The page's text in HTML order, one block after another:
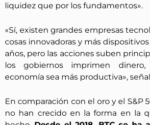
liquidez que por los fundamentos».
«Sí, existen grandes empresas
cosas innovadoras y más
años, pero las acciones suben
los gobiernos imprimen
economía sea más productiva»,
En comparación con el oro y el S&P
no han crecido en la forma en la